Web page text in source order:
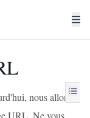
nous allons
URL. Ne vous